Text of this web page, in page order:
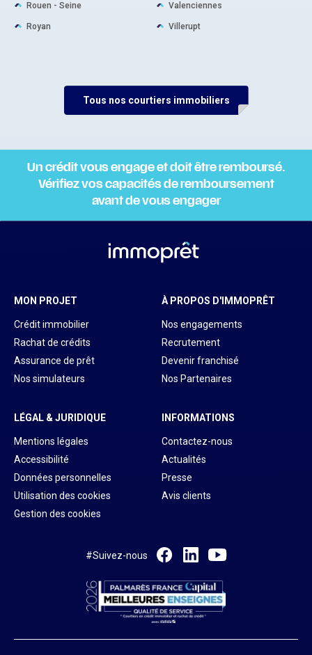
Rouen - Seine
Royan
Valenciennes
Villerupt
Tous nos courtiers immobiliers
Un crédit vous engage et doit être remboursé.
Vérifiez vos capacités de remboursement
avant de vous engager
MON PROJET
Crédit immobilier
Rachat de crédits
Assurance de prêt
Nos simulateurs
À PROPOS D'IMMOPRÊT
Nos engagements
Recrutement
Devenir franchisé
Nos Partenaires
LÉGAL & JURIDIQUE
Mentions légales
Accessibilité
Données personnelles
Utilisation des cookies
Gestion des cookies
INFORMATIONS
Contactez-nous
Actualités
Presse
Avis clients
#Suivez-nous